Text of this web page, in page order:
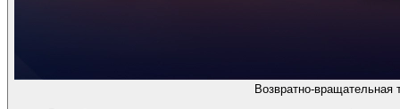
Возвратно-вращательная